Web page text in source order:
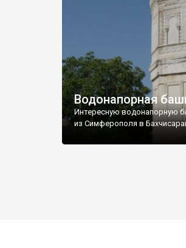
Водонапорная
Интересную водонапорную
из Симферополя в